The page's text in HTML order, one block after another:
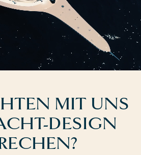
MIT UNS
DESIGN